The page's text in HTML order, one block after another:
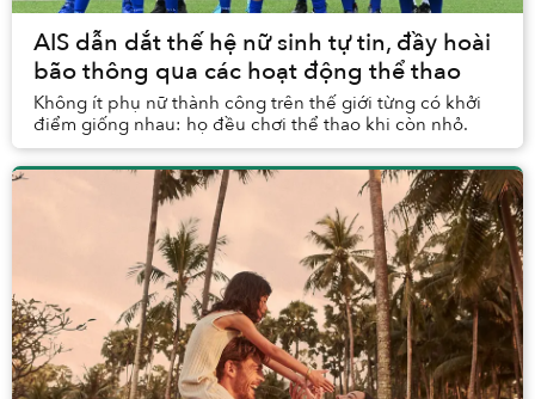
AIS dẫn dắt thế hệ nữ sinh tự tin, đầy hoài
bão thông qua các hoạt động thể thao
Không ít phụ nữ thành công trên thế giới từng có khởi
điểm giống nhau: họ đều chơi thể thao khi còn nhỏ.